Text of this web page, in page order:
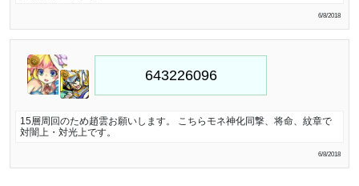
6/8/2018
15層周回のため趙雲お願いします。 こちらモネ神化同撃、将命、紋章で
対闇上・対光上です。
6/8/2018